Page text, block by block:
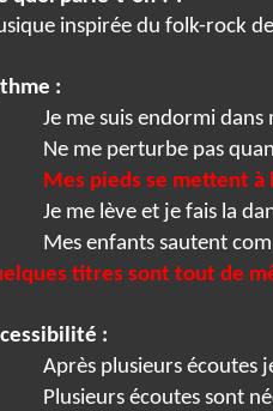
inspirée du folk-rock
:
Je me suis endormi
Ne me perturbe pas
Mes pieds se mettent à
Je me lève et je fais la
Mes enfants sautent
titres sont tout de
:
Après plusieurs écoutes
Plusieurs écoutes sont